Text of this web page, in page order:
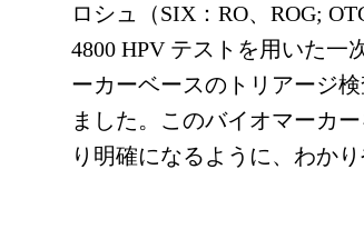
ロシュ（SIX：RO、ROG;
4800 HPV テストを用いた一
ーカーベースのトリアージ
ました。このバイオマーカ
り明確になるように、わか